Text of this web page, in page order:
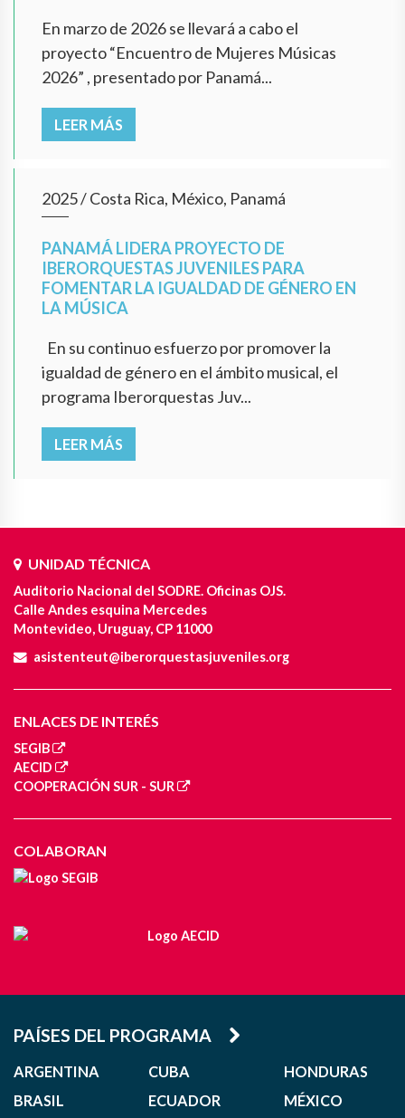
En marzo de 2026 se llevará a cabo el
proyecto “Encuentro de Mujeres Músicas
2026” , presentado por Panamá...
LEER MÁS
2025/Costa Rica, México, Panamá
PANAMÁ LIDERA PROYECTO DE
IBERORQUESTAS JUVENILES PARA
FOMENTAR LA IGUALDAD DE GÉNERO EN
LA MÚSICA
En su continuo esfuerzo por promover la
igualdad de género en el ámbito musical, el
programa Iberorquestas Juv...
LEER MÁS
UNIDAD TÉCNICA
Auditorio Nacional del SODRE. Oficinas OJS.
Calle Andes esquina Mercedes
Montevideo, Uruguay, CP 11000
asistenteut@iberorquestasjuveniles.org
ENLACES DE INTERÉS
SEGIB
AECID
COOPERACIÓN SUR - SUR
COLABORAN
PAÍSES DEL PROGRAMA
ARGENTINA
BRASIL
CUBA
ECUADOR
HONDURAS
MÉXICO